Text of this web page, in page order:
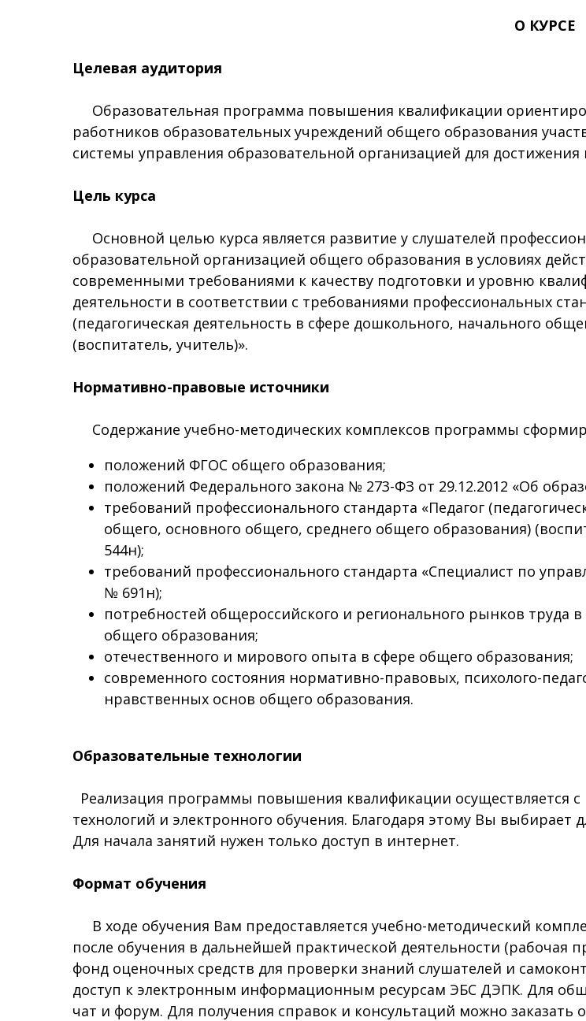
О КУРСЕ
Целевая аудитория
Образовательная программа повышения квалификации
работников образовательных учреждений общего образования
системы управления образовательной организацией для достижения
Цель курса
Основной целью курса является развитие у слушателей
образовательной организацией общего образования в условиях
современными требованиями к качеству подготовки и уровню
деятельности в соответствии с требованиями профессиональных
(педагогическая деятельность в сфере дошкольного, начального
(воспитатель, учитель)».
Нормативно-правовые источники
Содержание учебно-методических комплексов программы
положений ФГОС общего образования;
положений Федерального закона № 273-ФЗ от 29.12.2012 «Об
требований профессионального стандарта «Педагог
общего, основного общего, среднего общего образования)
544н);
требований профессионального стандарта «Специалист по
№ 691н);
потребностей общероссийского и регионального рынков труда
общего образования;
отечественного и мирового опыта в сфере общего образования;
современного состояния нормативно-правовых, психолого-
нравственных основ общего образования.
Образовательные технологии
Реализация программы повышения квалификации осуществляется
технологий и электронного обучения. Благодаря этому Вы
Для начала занятий нужен только доступ в интернет.
Формат обучения
В ходе обучения Вам предоставляется учебно-методический
после обучения в дальнейшей практической деятельности
фонд оценочных средств для проверки знаний слушателей и
доступ к электронным информационным ресурсам ЭБС ДЭПК. Для
чат и форум. Для получения справок и консультаций можно